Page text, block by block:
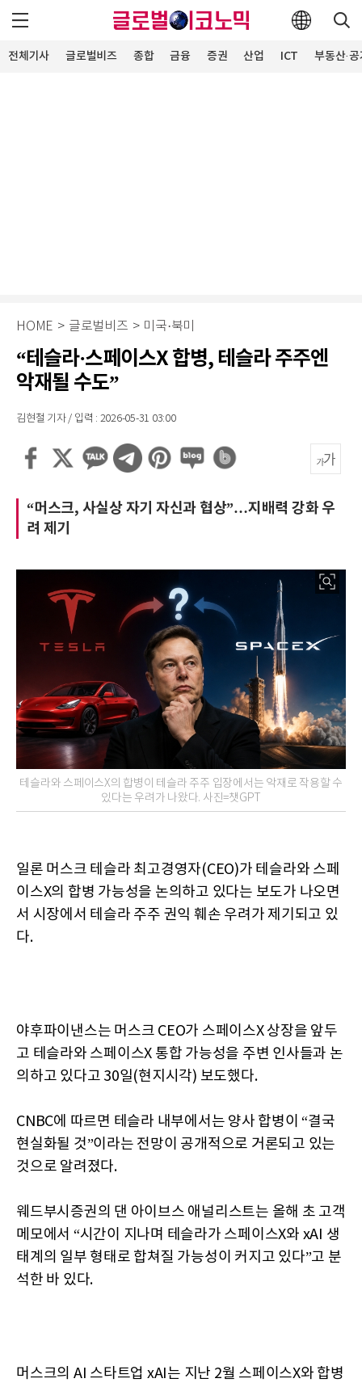
전체기사 글로벌비즈 종합 금융 증권 산업 ICT 부동산·
HOME > 글로벌비즈 > 미국·북미
“테슬라·스페이스X 합병, 테슬라 주주엔
악재될 수도”
김현철 기자 / 입력 : 2026-05-31 03:00
“머스크, 사실상 자기 자신과 협상”…지배력 강화 우
려 제기
테슬라와 스페이스X의 합병이 테슬라 주주 입장에서는 악재로 작용할 수
있다는 우려가 나왔다. 사진=챗GPT
일론 머스크 테슬라 최고경영자(CEO)가 테슬라와 스페
이스X의 합병 가능성을 논의하고 있다는 보도가 나오면
서 시장에서 테슬라 주주 권익 훼손 우려가 제기되고 있
다.
야후파이낸스는 머스크 CEO가 스페이스X 상장을 앞두
고 테슬라와 스페이스X 통합 가능성을 주변 인사들과 논
의하고 있다고 30일(현지시각) 보도했다.
CNBC에 따르면 테슬라 내부에서는 양사 합병이 “결국
현실화될 것”이라는 전망이 공개적으로 거론되고 있는
것으로 알려졌다.
웨드부시증권의 댄 아이브스 애널리스트는 올해 초 고객
메모에서 “시간이 지나며 테슬라가 스페이스X와 xAI 생
태계의 일부 형태로 합쳐질 가능성이 커지고 있다”고 분
석한 바 있다.
머스크의 AI 스타트업 xAI는 지난 2월 스페이스X와 합병